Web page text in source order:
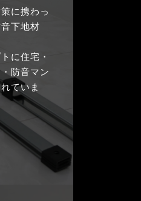
に携わっ
下地材
に住宅・
防音マン
ていま